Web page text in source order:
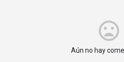
Aún no hay